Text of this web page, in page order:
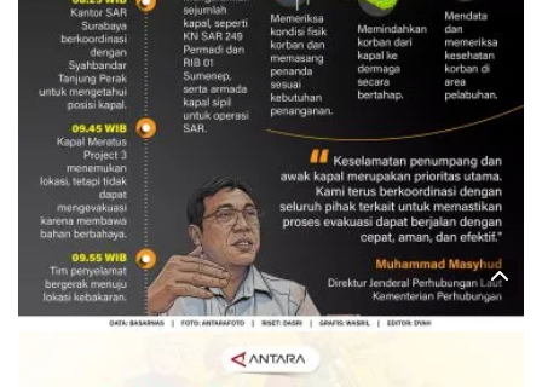
Evakuasi korban kebakaran KM
Mutiara Sentosa 2
3 Agustus 2026